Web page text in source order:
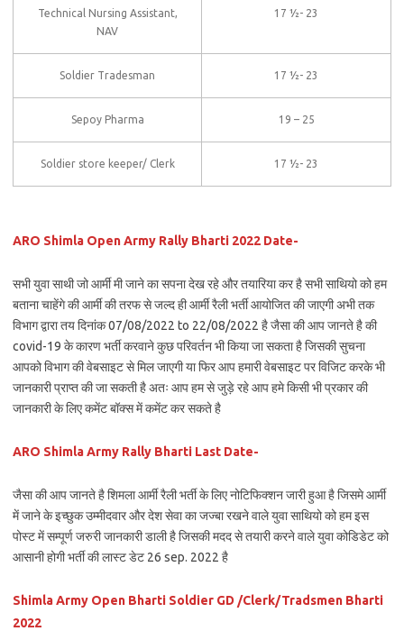
Technical Nursing Assistant,
NAV
17 ½- 23
Soldier Tradesman 17 ½- 23
Sepoy Pharma 19 – 25
Soldier store keeper/ Clerk 17 ½- 23
ARO Shimla Open Army Rally Bharti 2022 Date-
सभी युवा साथी जो आर्मी मी जाने का सपना देख रहे और तयारिया कर है सभी साथियो को हम
बताना चाहेंगे की आर्मी की तरफ से जल्द ही आर्मी रैली भर्ती आयोजित की जाएगी अभी तक
विभाग द्वारा तय दिनांक 07/08/2022 to 22/08/2022 है जैसा की आप जानते है की
covid-19 के कारण भर्ती करवाने कुछ परिवर्तन भी किया जा सकता है जिसकी सुचना
आपको विभाग की वेबसाइट से मिल जाएगी या फिर आप हमारी वेबसाइट पर विजिट करके भी
जानकारी प्राप्त की जा सकती है अतः आप हम से जुड़े रहे आप हमे किसी भी प्रकार की
जानकारी के लिए कमेंट बॉक्स में कमेंट कर सकते है
ARO Shimla Army Rally Bharti Last Date-
जैसा की आप जानते है शिमला आर्मी रैली भर्ती के लिए नोटिफिक्शन जारी हुआ है जिसमे आर्मी
में जाने के इच्छुक उम्मीदवार और देश सेवा का जज्बा रखने वाले युवा साथियो को हम इस
पोस्ट में सम्पूर्ण जरुरी जानकारी डाली है जिसकी मदद से तयारी करने वाले युवा कोडिडेट को
आसानी होगी भर्ती की लास्ट डेट 26 sep. 2022 है
Shimla Army Open Bharti Soldier GD /Clerk/Tradsmen Bharti
2022